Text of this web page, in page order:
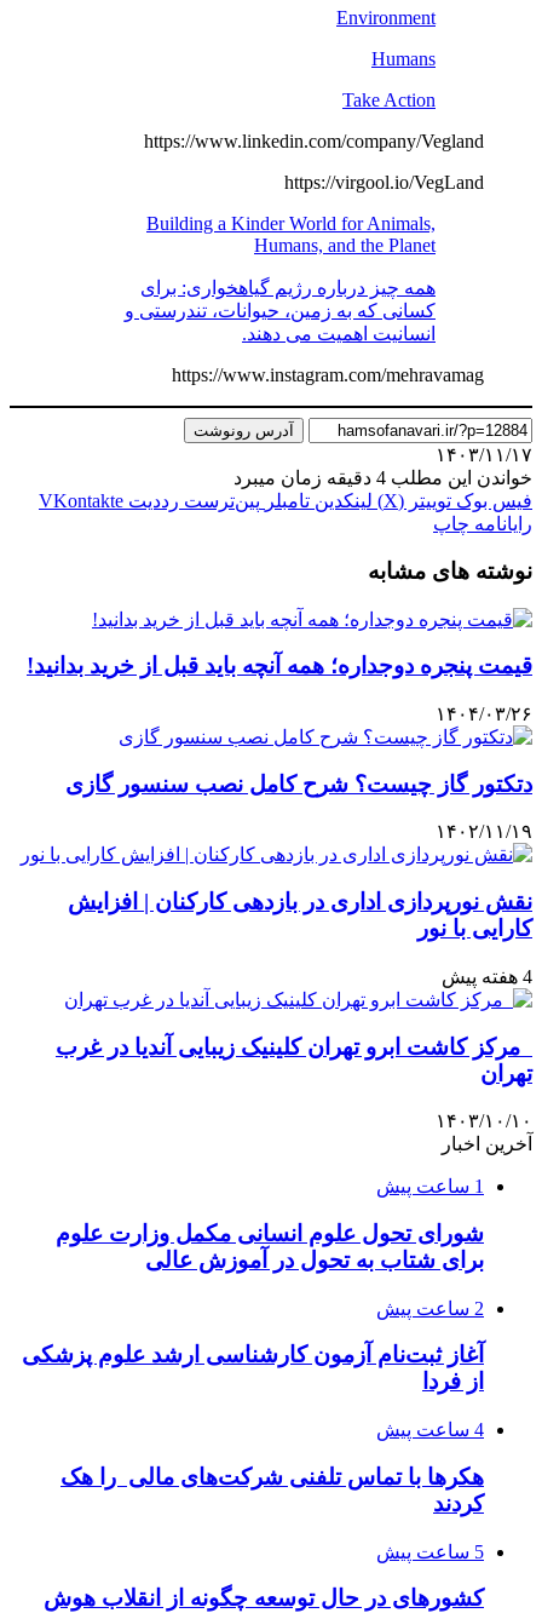
Environment
Humans
Take Action
https://www.linkedin.com/company/Vegland
https://virgool.io/VegLand
Building a Kinder World for Animals,
Humans, and the Planet
همه چیز درباره رژیم گیاهخواری: برای
کسانی که به زمین، حیوانات، تندرستی و
انسانیت اهمیت می دهند.
https://www.instagram.com/mehravamag
آدرس رونوشت
۱۴۰۳/۱۱/۱۷
خواندن این مطلب 4 دقیقه زمان میبرد
فیس بوک توییتر (X) لینکدین ‫تامبلر ‫پین‌ترست ‫رددیت ‫VKontakte
رایانامه چاپ
نوشته های مشابه
قیمت پنجره دوجداره؛ همه آنچه باید قبل از خرید بدانید!
۱۴۰۴/۰۳/۲۶
دتکتور گاز چیست؟ شرح کامل نصب سنسور گازی
۱۴۰۲/۱۱/۱۹
نقش نورپردازی اداری در بازدهی کارکنان | افزایش
کارایی با نور
4 هفته پیش
مرکز کاشت ابرو تهران کلینیک زیبایی آندیا در غرب
تهران
۱۴۰۳/۱۰/۱۰
آخرین اخبار
1 ساعت پیش
شورای تحول علوم انسانی مکمل وزارت علوم
برای شتاب به تحول در آموزش عالی
2 ساعت پیش
آغاز ثبت‌نام‌ آزمون کارشناسی ارشد علوم پزشکی
از فردا
4 ساعت پیش
هکرها با تماس تلفنی شرکت‌های مالی را هک
کردند
5 ساعت پیش
کشورهای در حال توسعه چگونه از انقلاب هوش